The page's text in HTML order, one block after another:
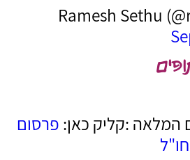
המלאה :קליק כאן: פרסום